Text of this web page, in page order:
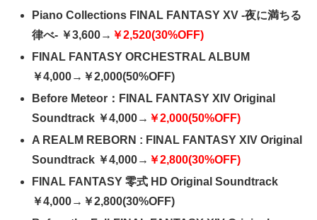
Piano Collections FINAL FANTASY XV -夜に満ちる
律べ- ￥3,600→ ￥2,520(30%OFF)
FINAL FANTASY ORCHESTRAL ALBUM
￥4,000→￥2,000(50%OFF)
Before Meteor：FINAL FANTASY XIV Original
Soundtrack ￥4,000→ ￥2,000(50%OFF)
A REALM REBORN : FINAL FANTASY XIV Original
Soundtrack ￥4,000→ ￥2,800(30%OFF)
FINAL FANTASY 零式 HD Original Soundtrack
￥4,000→￥2,800(30%OFF)